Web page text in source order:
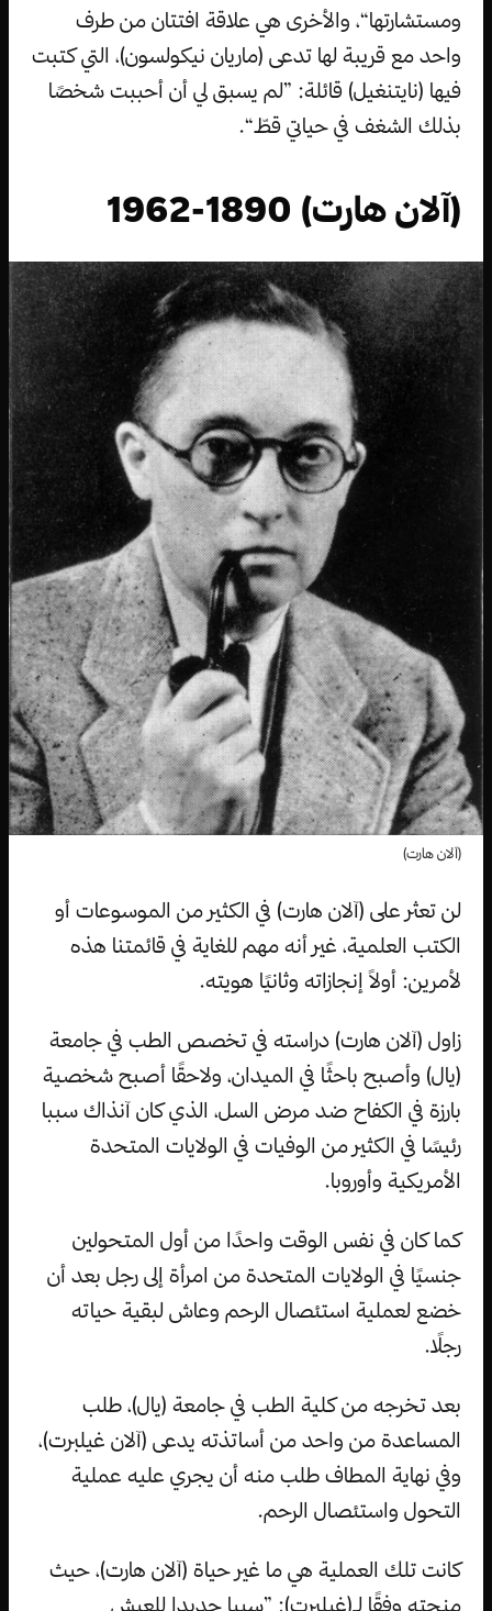
ومستشارتها“، والأخرى هي علاقة افتتان من طرف
واحد مع قريبة لها تدعى (ماريان نيكولسون)، التي كتبت
فيها (نايتنغيل) قائلة: ”لم يسبق لي أن أحببت شخصًا
بذلك الشغف في حياتي قطّ“.
(آلان هارت) 1890-1962
(آلان هارت)
لن تعثر على (آلان هارت) في الكثير من الموسوعات أو
الكتب العلمية، غير أنه مهم للغاية في قائمتنا هذه
لأمرين: أولاً إنجازاته وثانيًا هويته.
زاول (آلان هارت) دراسته في تخصص الطب في جامعة
(يال) وأصبح باحثًا في الميدان، ولاحقًا أصبح شخصية
بارزة في الكفاح ضد مرض السل، الذي كان آنذاك سببا
رئيسًا في الكثير من الوفيات في الولايات المتحدة
الأمريكية وأوروبا.
كما كان في نفس الوقت واحدًا من أول المتحولين
جنسيًا في الولايات المتحدة من امرأة إلى رجل بعد أن
خضع لعملية استئصال الرحم وعاش لبقية حياته
رجلًا.
بعد تخرجه من كلية الطب في جامعة (يال)، طلب
المساعدة من واحد من أساتذته يدعى (آلان غيلبرت)،
وفي نهاية المطاف طلب منه أن يجري عليه عملية
التحول واستئصال الرحم.
كانت تلك العملية هي ما غير حياة (آلان هارت)، حيث
منحته وفقًا لـ(غيلبرت): ”سببا جديدا للعيش